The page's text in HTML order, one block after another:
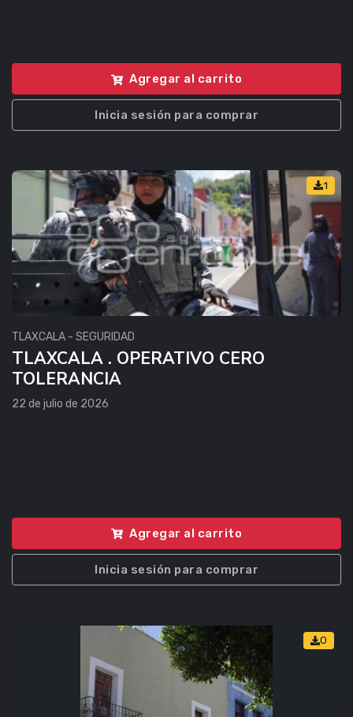
Agregar al carrito
Inicia sesión para comprar
1
TLAXCALA - SEGURIDAD
TLAXCALA . OPERATIVO CERO
TOLERANCIA
22 de julio de 2026
Agregar al carrito
Inicia sesión para comprar
0